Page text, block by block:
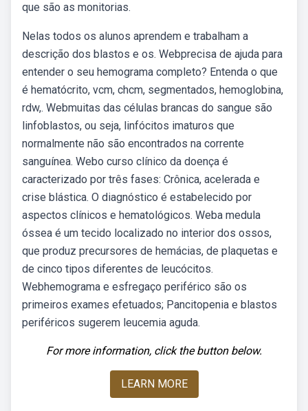
que são as monitorias.
Nelas todos os alunos aprendem e trabalham a
descrição dos blastos e os. Webprecisa de ajuda para
entender o seu hemograma completo? Entenda o que
é hematócrito, vcm, chcm, segmentados, hemoglobina,
rdw,. Webmuitas das células brancas do sangue são
linfoblastos, ou seja, linfócitos imaturos que
normalmente não são encontrados na corrente
sanguínea. Webo curso clínico da doença é
caracterizado por três fases: Crônica, acelerada e
crise blástica. O diagnóstico é estabelecido por
aspectos clínicos e hematológicos. Weba medula
óssea é um tecido localizado no interior dos ossos,
que produz precursores de hemácias, de plaquetas e
de cinco tipos diferentes de leucócitos.
Webhemograma e esfregaço periférico são os
primeiros exames efetuados; Pancitopenia e blastos
periféricos sugerem leucemia aguda.
For more information, click the button below.
LEARN MORE